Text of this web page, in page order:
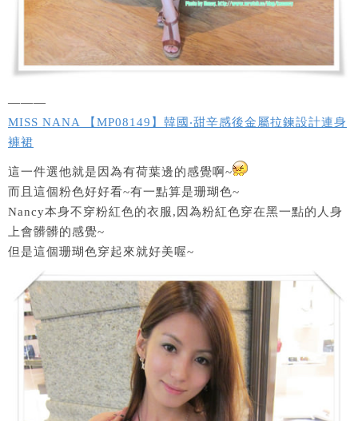
———
MISS NANA 【MP08149】韓國‧甜辛感後金屬拉鍊設計連身
褲裙
這一件選他就是因為有荷葉邊的感覺啊~
而且這個粉色好好看~有一點算是珊瑚色~
Nancy本身不穿粉紅色的衣服,因為粉紅色穿在黑一點的人身
上會髒髒的感覺~
但是這個珊瑚色穿起來就好美喔~